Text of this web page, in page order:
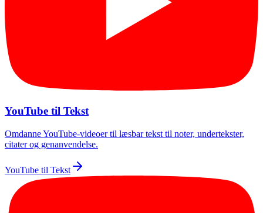
YouTube til Tekst
Omdanne YouTube-videoer til læsbar tekst til noter, undertekster,
citater og genanvendelse.
YouTube til Tekst